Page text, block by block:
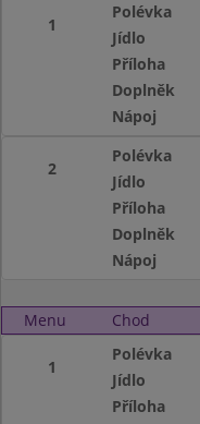
1
Polévka
Jídlo
Příloha
Doplněk
Nápoj
2
Polévka
Jídlo
Příloha
Doplněk
Nápoj
Menu Chod
1
Polévka
Jídlo
Příloha